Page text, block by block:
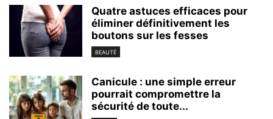
Quatre astuces efficaces pour
éliminer définitivement les
boutons sur les fesses
BEAUTÉ
Canicule : une simple erreur
pourrait compromettre la
sécurité de toute...